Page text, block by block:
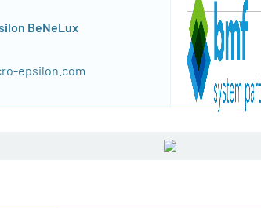
BeNeLux
epsilon.com